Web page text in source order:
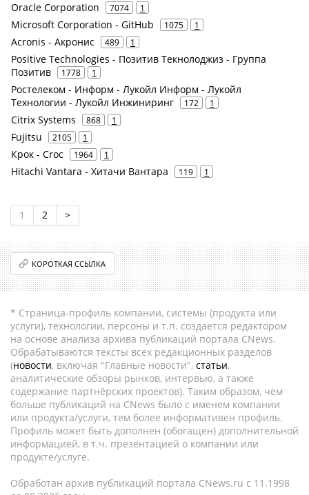
Oracle Corporation 7074 1
Microsoft Corporation - GitHub 1075 1
Acronis - Акронис 489 1
Positive Technologies - Позитив Текнолоджиз - Группа
Позитив
1778 1
Ростелеком - Информ - Лукойл Информ - Лукойл
Технологии - Лукойл Инжиниринг
172 1
Citrix Systems 868 1
Fujitsu 2105 1
Крок - Croc 1964 1
Hitachi Vantara - Хитачи Вантара 119 1
1 2 >
КОРОТКАЯ ССЫЛКА
* Страница-профиль компании, системы (продукта или
услуги), технологии, персоны и т.п. создается редактором
на основе анализа архива публикаций портала CNews.
Обрабатываются тексты всех редакционных разделов
(новости, включая "Главные новости", статьи,
аналитические обзоры рынков, интервью, а также
содержание партнёрских проектов). Таким образом, чем
больше публикаций на CNews было с именем компании
или продукта/услуги, тем более информативен профиль.
Профиль может быть дополнен (обогащен) дополнительной
информацией, в т.ч. презентацией о компании или
продукте/услуге.
Обработан архив публикаций портала CNews.ru c 11.1998